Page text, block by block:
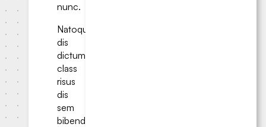
nunc.
Natoque
dis
dictum
class
risus
dis
sem
bibendum.